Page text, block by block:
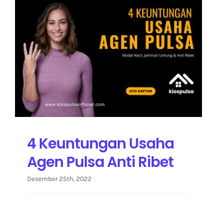
4 Keuntungan Usaha
Agen Pulsa Anti Ribet
Desember 25th, 2022